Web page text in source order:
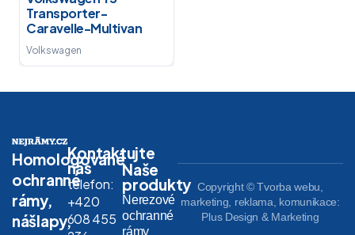
Transporter-
Caravelle-Multivan
Volkswagen
Homologované
ochranné
rámy,
nášlapy,
Kontaktujte
nás
telefon:
+420
608 455
Naše
produkty
Nerezové
ochranné
rámy
Copyright © Tvorba webu,
marketing, reklama, komunikace:
Plus Design & Marketing